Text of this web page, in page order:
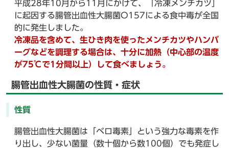
平成28年10月から11月にかけて、「冷凍メンチカツ」
に起因する腸管出血性大腸菌O157による食中毒が全国
的に発生しました。
冷凍品を含めて、生ひき肉を使ったメンチカツやハンバ
ーグなどを調理する場合は、十分に加熱（中心部の温度
が75℃で1分間以上）して食べましょう。
腸管出血性大腸菌の性質・症状
性質
腸管出血性大腸菌は「ベロ毒素」という強力な毒素を作
り出し、少ない菌量（数十個から数100個）でも発症し